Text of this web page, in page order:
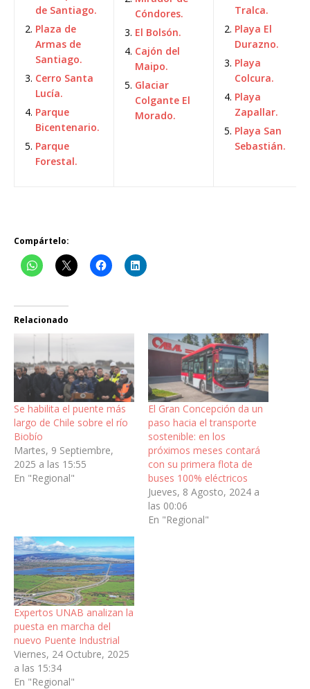
de Santiago.
Plaza de
Armas de
Santiago.
Cerro Santa
Lucía.
Parque
Bicentenario.
Parque
Forestal.
Cóndores.
El Bolsón.
Cajón del
Maipo.
Glaciar
Colgante El
Morado.
Tralca.
Playa El
Durazno.
Playa
Colcura.
Playa
Zapallar.
Playa San
Sebastián.
Compártelo:
Relacionado
Se habilita el puente más
largo de Chile sobre el río
Biobío
Martes, 9 Septiembre,
2025 a las 15:55
En "Regional"
El Gran Concepción da un
paso hacia el transporte
sostenible: en los
próximos meses contará
con su primera flota de
buses 100% eléctricos
Jueves, 8 Agosto, 2024 a
las 00:06
En "Regional"
Expertos UNAB analizan la
puesta en marcha del
nuevo Puente Industrial
Viernes, 24 Octubre, 2025
a las 15:34
En "Regional"